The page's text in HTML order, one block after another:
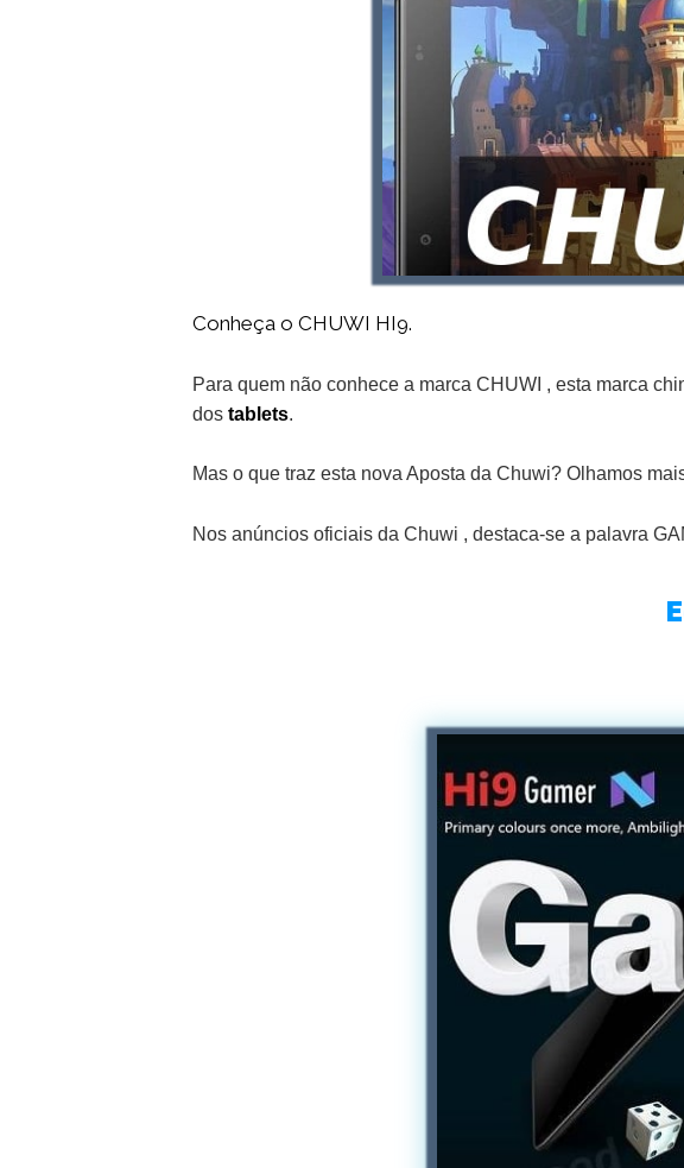
Conheça o CHUWI HI9.
Para quem não conhece a marca CHUWI , esta marca
dos tablets.
Mas o que traz esta nova Aposta da Chuwi? Olhamos
Nos anúncios oficiais da Chuwi , destaca-se a palavra